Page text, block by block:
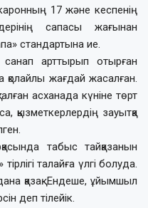
17 және кеспенің
сапасы жағынан
стандартына ие.
арттырып отырған
жағдай жасалған.
асханада күніне төрт
қызметкерлердің зауытқа
табыс тайқазанын
талайға үлгі болуда.
қазақ. Ендеше, ұйымшыл
деп тілейік.